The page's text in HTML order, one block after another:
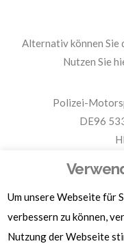
Alternativ können Sie
Nutzen Sie
Polizei-
DE96
Für
Um unsere Webseite für
verbessern zu können,
Nutzung der Webseite